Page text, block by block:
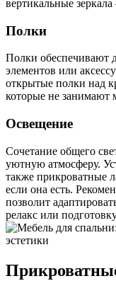
вертикальные
Полки
Полки обеспечивают
элементов или
открытые полки над
которые не занимают
Освещение
Сочетание общего
уютную атмосферу.
также прикроватные
если она есть.
позволит
релакс или